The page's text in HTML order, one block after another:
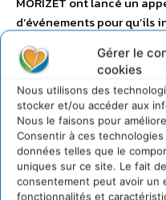
Gérer le
cookies
Nous utilisons des
stocker et/ou accéder aux
Nous le faisons pour
Consentir à ces
données telles que le
uniques sur ce site. Le fait
consentement peut avoir un
fonctionnalités et
d’événements pour
en amont de la
en savoir plus, consultez
consacré aux